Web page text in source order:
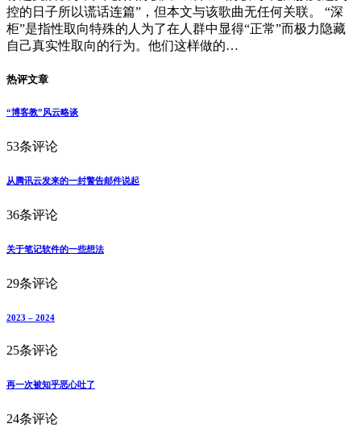
控的日子所以谎话连篇”，但本文与该歌曲无任何关联。 “深
柜”是指性取向特殊的人为了在人群中显得“正常”而极力隐藏
自己真实性取向的行为。他们这样做的…
热评文章
“博客教”风云略谈
53条评论
从腾讯云发来的一封警告邮件说起
36条评论
关于笔记软件的一些想法
29条评论
2023 – 2024
25条评论
再一次被知乎恶心吐了
24条评论